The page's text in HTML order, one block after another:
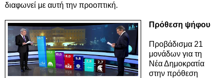
διαφωνεί με αυτή την προοπτική.
Πρόθεση ψήφου
Προβάδισμα 21
μονάδων για τη
Νέα Δημοκρατία
στην πρόθεση